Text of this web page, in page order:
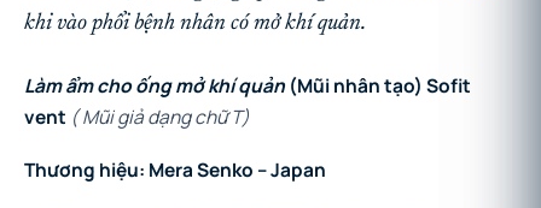
khi vào phổi bệnh nhân có mở khí quản.
Làm ẩm cho ống mở khí quản (Mũi nhân tạo) Sofit
vent ( Mũi giả dạng chữ T)
Thương hiệu: Mera Senko – Japan